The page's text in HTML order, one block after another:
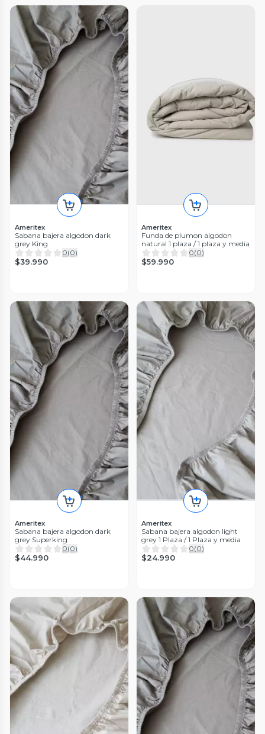
Ameritex
Sabana bajera algodon dark
grey King
0(0)
$39.990
Ameritex
Funda de plumon algodon
natural 1 plaza / 1 plaza y media
0(0)
$59.990
Ameritex
Sabana bajera algodon dark
grey Superking
0(0)
$44.990
Ameritex
Sabana bajera algodon light
grey 1 Plaza / 1 Plaza y media
0(0)
$24.990